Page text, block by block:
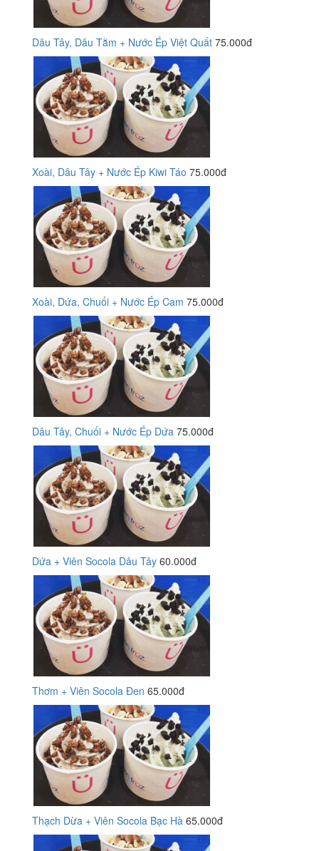
Dâu Tây, Dâu Tằm + Nước Ép Việt Quất 75.000đ
Xoài, Dâu Tây + Nước Ép Kiwi Táo 75.000đ
Xoài, Dứa, Chuối + Nước Ép Cam 75.000đ
Dâu Tây, Chuối + Nước Ép Dứa 75.000đ
Dứa + Viên Socola Dâu Tây 60.000đ
Thơm + Viên Socola Đen 65.000đ
Thạch Dừa + Viên Socola Bạc Hà 65.000đ